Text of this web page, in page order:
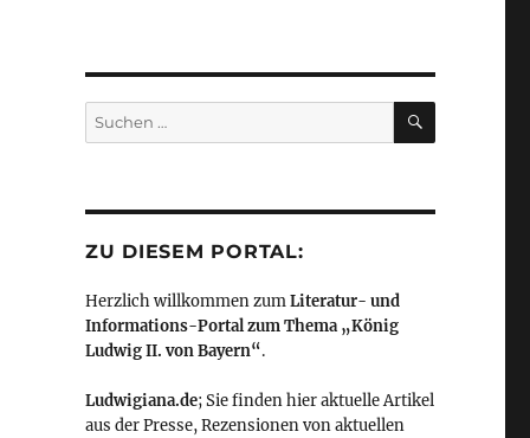
Suchen
nach:
SUCHEN
ZU DIESEM PORTAL:
Herzlich willkommen zumLiteratur- und
Informations-Portal zum Thema „König
Ludwig II. von Bayern“.
Ludwigiana.de; Sie finden hier aktuelle Artikel
aus der Presse, Rezensionen von aktuellen